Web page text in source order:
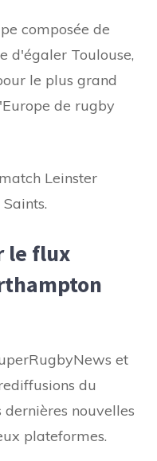
composée de
d'égaler Toulouse,
le plus grand
de rugby
Leinster
le flux
et
du
nouvelles
plateformes.